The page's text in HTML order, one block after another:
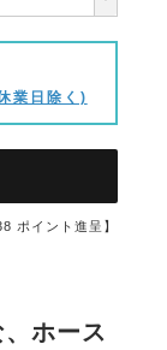
業日除く)
ポイント進呈】
ホース